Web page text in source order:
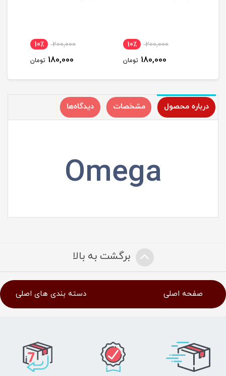
200,000 10٪
180,000 تومان
200,000 10٪
180,000 تومان
درباره محصول مشخصات دیدگاه‌ها
Omega
برگشت به بالا
صفحه اصلی دسته بندی های اصلی